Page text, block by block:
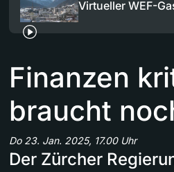
Virtueller WEF-
Finanzen
braucht
Do 23. Jan. 2025, 17.00 Uhr
Der Zürcher